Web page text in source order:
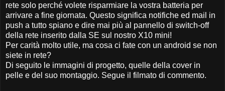
rete solo perché volete risparmiare la vostra batteria per
arrivare a fine giornata. Questo significa notifiche ed mail in
push a tutto spiano e dire mai più al pannello di switch-off
della rete inserito dalla SE sul nostro X10 mini!
Per carità molto utile, ma cosa ci fate con un android se non
siete in rete?
Di seguito le immagini di progetto, quelle della cover in
pelle e del suo montaggio. Segue il filmato di commento.